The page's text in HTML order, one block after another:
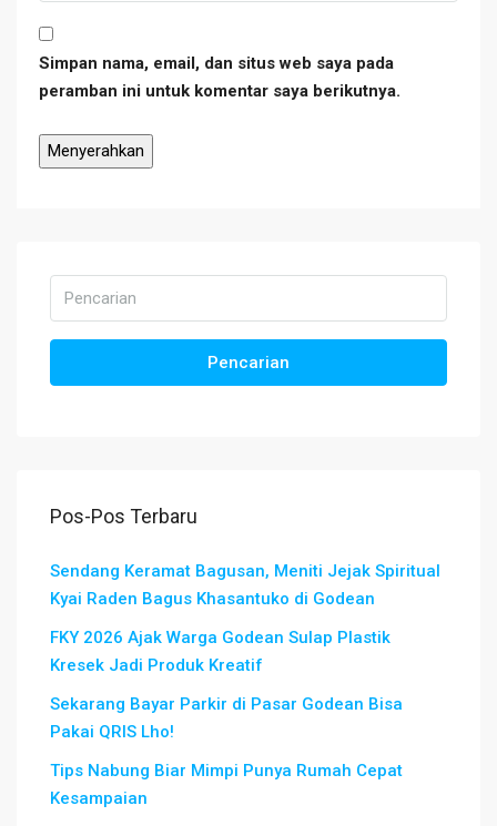
Simpan nama, email, dan situs web saya pada
peramban ini untuk komentar saya berikutnya.
Pencarian
Pos-Pos Terbaru
Sendang Keramat Bagusan, Meniti Jejak Spiritual
Kyai Raden Bagus Khasantuko di Godean
FKY 2026 Ajak Warga Godean Sulap Plastik
Kresek Jadi Produk Kreatif
Sekarang Bayar Parkir di Pasar Godean Bisa
Pakai QRIS Lho!
Tips Nabung Biar Mimpi Punya Rumah Cepat
Kesampaian